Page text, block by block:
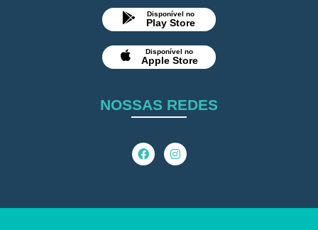
Disponível no
Play Store
Disponível no
Apple Store
NOSSAS REDES